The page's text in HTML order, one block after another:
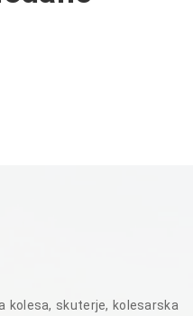
kolesa, skuterje, kolesarska